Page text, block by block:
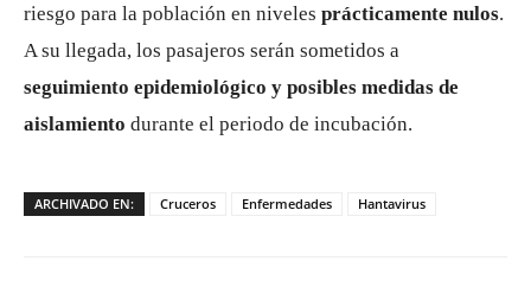
riesgo para la población en niveles prácticamente nulos.
A su llegada, los pasajeros serán sometidos a
seguimiento epidemiológico y posibles medidas de
aislamiento durante el periodo de incubación.
ARCHIVADO EN: Cruceros Enfermedades Hantavirus